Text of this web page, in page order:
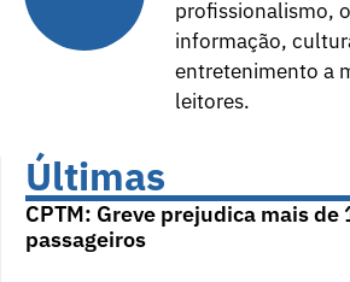
profissionalismo,
informação,
entretenimento a
leitores.
Últimas
CPTM: Greve prejudica mais de
passageiros